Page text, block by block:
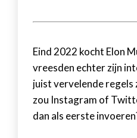
Eind 2022 kocht Elon
vreesden echter zijn
juist vervelende regels
zou Instagram of
dan als eerste